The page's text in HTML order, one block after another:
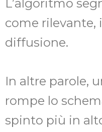
L’algoritmo
come rilevante,
diffusione.
In altre parole,
rompe lo
spinto più in